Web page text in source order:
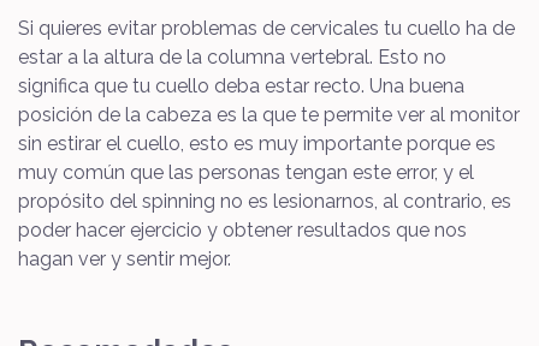
Si quieres evitar problemas de cervicales tu cuello ha de
estar a la altura de la columna vertebral. Esto no
significa que tu cuello deba estar recto. Una buena
posición de la cabeza es la que te permite ver al monitor
sin estirar el cuello, esto es muy importante porque es
muy común que las personas tengan este error, y el
propósito del spinning no es lesionarnos, al contrario, es
poder hacer ejercicio y obtener resultados que nos
hagan ver y sentir mejor.